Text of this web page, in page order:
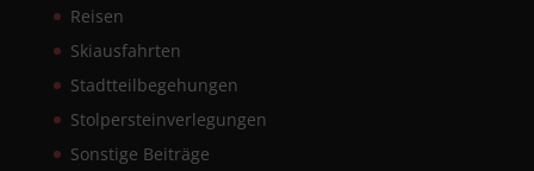
Reisen
Skiausfahrten
Stadtteilbegehungen
Stolpersteinverlegungen
Sonstige Beiträge